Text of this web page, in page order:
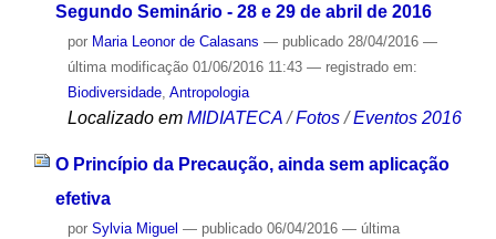
Segundo Seminário - 28 e 29 de abril de 2016
por Maria Leonor de Calasans — publicado28/04/2016 —
última modificação01/06/2016 11:43 — registrado em:
Biodiversidade, Antropologia
Localizado em MIDIATECA /Fotos /Eventos 2016
O Princípio da Precaução, ainda sem aplicação
efetiva
por Sylvia Miguel — publicado06/04/2016 — última